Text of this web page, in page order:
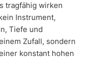
tragfähig wirken
Instrument,
Tiefe und
Zufall, sondern
konstant hohen